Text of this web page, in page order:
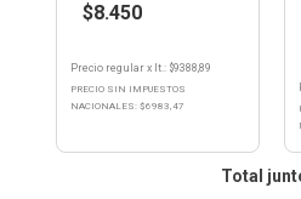
$8.450
Precio regular x lt.: $9388,89
PRECIO SIN IMPUESTOS
NACIONALES: $6983,47